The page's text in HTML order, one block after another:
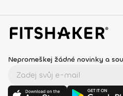
Nepromeškej žádné novinky a